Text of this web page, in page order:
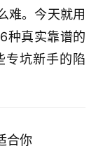
难。今天就用
种真实靠谱的
专坑新手的陷
合你